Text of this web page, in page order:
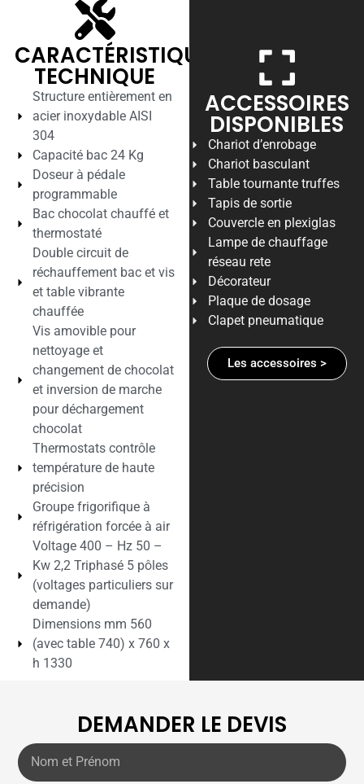
CARACTÉRISTIQUES
TECHNIQUE
Structure entièrement en
acier inoxydable AISI
304
Capacité bac 24 Kg
Doseur à pédale
programmable
Bac chocolat chauffé et
thermostaté
Double circuit de
réchauffement bac et vis
et table vibrante
chauffée
Vis amovible pour
nettoyage et
changement de chocolat
et inversion de marche
pour déchargement
chocolat
Thermostats contrôle
température de haute
précision
Groupe frigorifique à
réfrigération forcée à air
Voltage 400 – Hz 50 –
Kw 2,2 Triphasé 5 pôles
(voltages particuliers sur
demande)
Dimensions mm 560
(avec table 740) x 760 x
h 1330
ACCESSOIRES
DISPONIBLES
Chariot d’enrobage
Chariot basculant
Table tournante truffes
Tapis de sortie
Couvercle en plexiglas
Lampe de chauffage
réseau rete
Décorateur
Plaque de dosage
Clapet pneumatique
Les accessoires >
DEMANDER LE DEVIS